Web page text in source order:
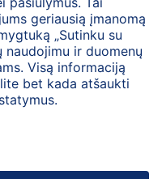
taisyklės
Kontaktai